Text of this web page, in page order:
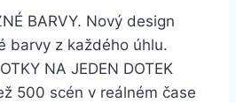
BARVY. Nový design
barvy z každého úhlu.
NA JEDEN DOTEK
500 scén v reálném čase